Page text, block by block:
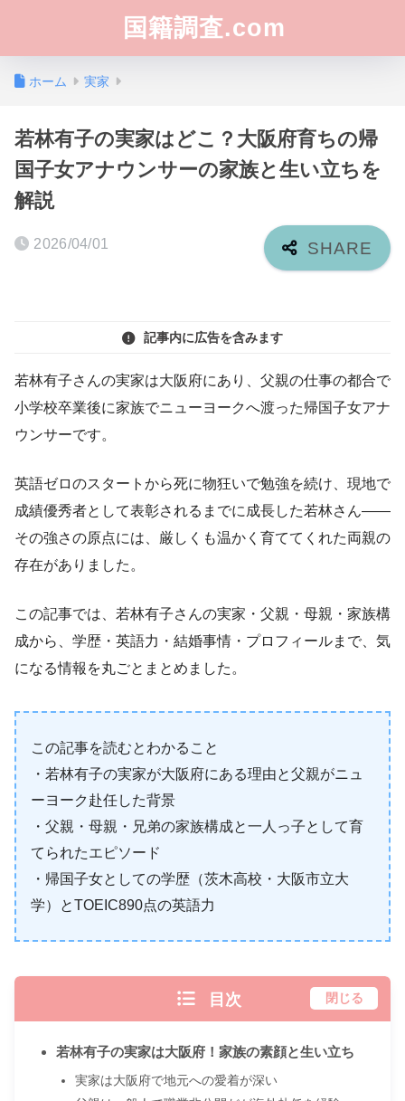
国籍調査.com
ホーム 実家
若林有子の実家はどこ？大阪府育ちの帰
国子女アナウンサーの家族と生い立ちを
解説
2026/04/01
記事内に広告を含みます
若林有子さんの実家は大阪府にあり、父親の仕事の都合で
小学校卒業後に家族でニューヨークへ渡った帰国子女アナ
ウンサーです。
英語ゼロのスタートから死に物狂いで勉強を続け、現地で
成績優秀者として表彰されるまでに成長した若林さん——
その強さの原点には、厳しくも温かく育ててくれた両親の
存在がありました。
この記事では、若林有子さんの実家・父親・母親・家族構
成から、学歴・英語力・結婚事情・プロフィールまで、気
になる情報を丸ごとまとめました。
この記事を読むとわかること
・若林有子の実家が大阪府にある理由と父親がニュ
ーヨーク赴任した背景
・父親・母親・兄弟の家族構成と一人っ子として育
てられたエピソード
・帰国子女としての学歴（茨木高校・大阪市立大
学）とTOEIC890点の英語力
目次 閉じる
若林有子の実家は大阪府！家族の素顔と生い立ち
実家は大阪府で地元への愛着が深い